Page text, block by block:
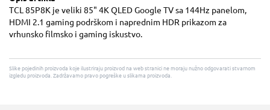
TCL 85P8K je veliki 85" 4K QLED Google TV sa 144Hz panelom,
HDMI 2.1 gaming podrškom i naprednim HDR prikazom za
vrhunsko filmsko i gaming iskustvo.
Slike pojedinih proizvoda koje ilustriraju proizvod na web stranici ne moraju nužno odgovarati stvarnom
izgledu proizvoda. Zadržavamo pravo pogreške u slikama proizvoda.